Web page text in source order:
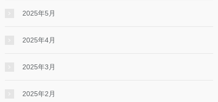
2025年5月
2025年4月
2025年3月
2025年2月